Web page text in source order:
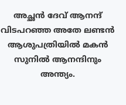
അച്ഛൻ ദേവ് ആനന്ദ്
വിടപറഞ്ഞ അതേ ലണ്ടൻ
ആശുപത്രിയിൽ മകൻ
സുനിൽ ആനന്ദിനും
അന്ത്യം.